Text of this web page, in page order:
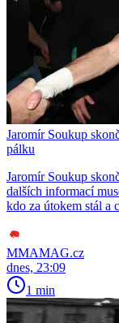
Jaromír Soukup
pálku
Jaromír Soukup
dalších informací
kdo za útokem stál a
MMAMAG.cz
dnes, 23:09
1 min